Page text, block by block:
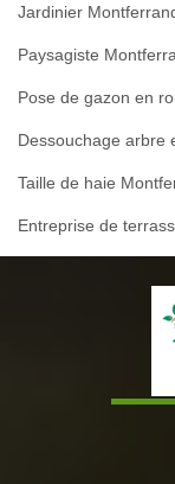
Jardinier
Paysagiste
Pose de gazon en
Dessouchage arbre
Taille de haie
Entreprise de